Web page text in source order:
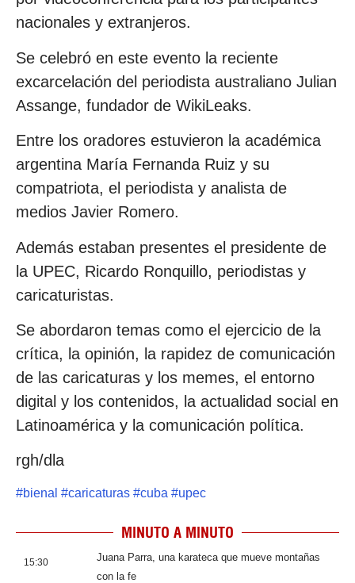
nacionales y extranjeros.
Se celebró en este evento la reciente
excarcelación del periodista australiano Julian
Assange, fundador de WikiLeaks.
Entre los oradores estuvieron la académica
argentina María Fernanda Ruiz y su
compatriota, el periodista y analista de
medios Javier Romero.
Además estaban presentes el presidente de
la UPEC, Ricardo Ronquillo, periodistas y
caricaturistas.
Se abordaron temas como el ejercicio de la
crítica, la opinión, la rapidez de comunicación
de las caricaturas y los memes, el entorno
digital y los contenidos, la actualidad social en
Latinoamérica y la comunicación política.
rgh/dla
#bienal #caricaturas #cuba #upec
MINUTO A MINUTO
15:30
Juana Parra, una karateca que mueve montañas
con la fe